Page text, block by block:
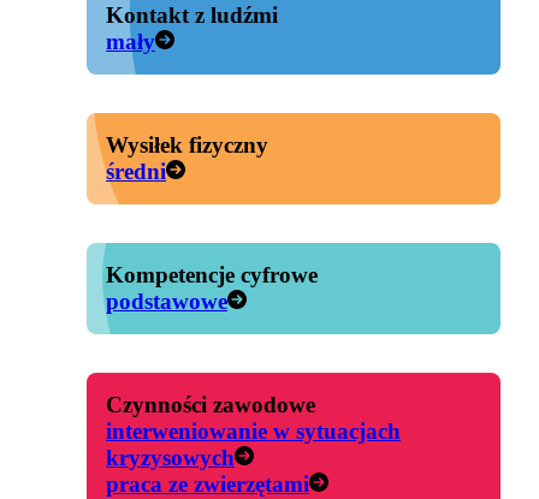
Kontakt z ludźmi
mały
Wysiłek fizyczny
średni
Kompetencje cyfrowe
podstawowe
Czynności zawodowe
interweniowanie w sytuacjach
kryzysowych
praca ze zwierzętami